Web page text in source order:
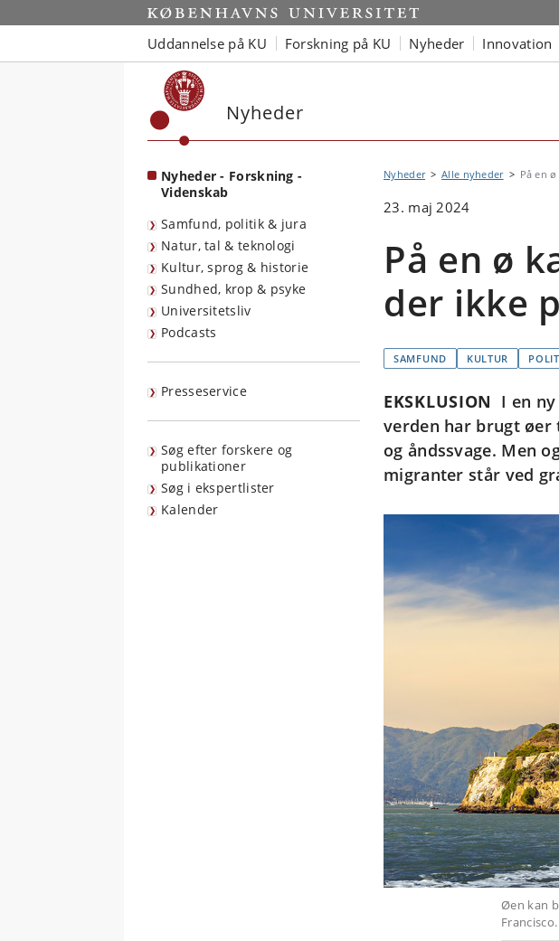
Start
Uddannelse på KU Forskning på KU Nyheder Innovation
Nyheder
Nyheder - Forskning -
Videnskab
Samfund, politik & jura
Natur, tal & teknologi
Kultur, sprog & historie
Sundhed, krop & psyke
Universitetsliv
Podcasts
Presseservice
Søg efter forskere og
publikationer
Søg i ekspertlister
Kalender
Nyheder Alle nyheder På en
23. maj 2024
På en ø
der ikke
SAMFUND KULTUR
EKSKLUSION I en
verden har brugt øer
og åndssvage. Men
migranter står ved
Øen kan